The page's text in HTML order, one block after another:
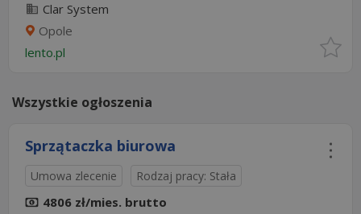
Clar System
Opole
lento.pl
Wszystkie ogłoszenia
Sprzątaczka biurowa
Umowa zlecenie Rodzaj pracy: Stała
4806 zł/mies. brutto